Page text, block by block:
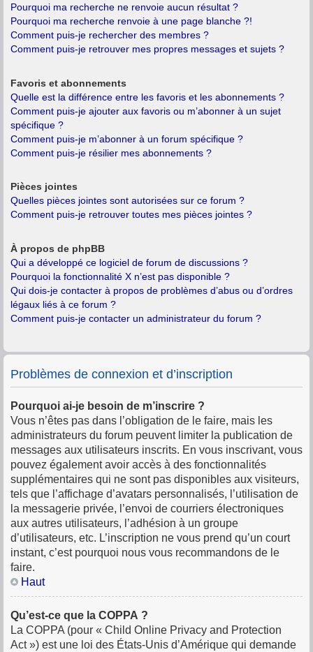
Pourquoi ma recherche ne renvoie aucun résultat ?
Pourquoi ma recherche renvoie à une page blanche ?!
Comment puis-je rechercher des membres ?
Comment puis-je retrouver mes propres messages et sujets ?
Favoris et abonnements
Quelle est la différence entre les favoris et les abonnements ?
Comment puis-je ajouter aux favoris ou m’abonner à un sujet
spécifique ?
Comment puis-je m’abonner à un forum spécifique ?
Comment puis-je résilier mes abonnements ?
Pièces jointes
Quelles pièces jointes sont autorisées sur ce forum ?
Comment puis-je retrouver toutes mes pièces jointes ?
À propos de phpBB
Qui a développé ce logiciel de forum de discussions ?
Pourquoi la fonctionnalité X n’est pas disponible ?
Qui dois-je contacter à propos de problèmes d’abus ou d’ordres
légaux liés à ce forum ?
Comment puis-je contacter un administrateur du forum ?
Problèmes de connexion et d’inscription
Pourquoi ai-je besoin de m’inscrire ?
Vous n’êtes pas dans l’obligation de le faire, mais les
administrateurs du forum peuvent limiter la publication de
messages aux utilisateurs inscrits. En vous inscrivant, vous
pouvez également avoir accès à des fonctionnalités
supplémentaires qui ne sont pas disponibles aux visiteurs,
tels que l’affichage d’avatars personnalisés, l’utilisation de
la messagerie privée, l’envoi de courriers électroniques
aux autres utilisateurs, l’adhésion à un groupe
d’utilisateurs, etc. L’inscription ne vous prend qu’un court
instant, c’est pourquoi nous vous recommandons de le
faire.
Haut
Qu’est-ce que la COPPA ?
La COPPA (pour « Child Online Privacy and Protection
Act ») est une loi des États-Unis d’Amérique qui demande